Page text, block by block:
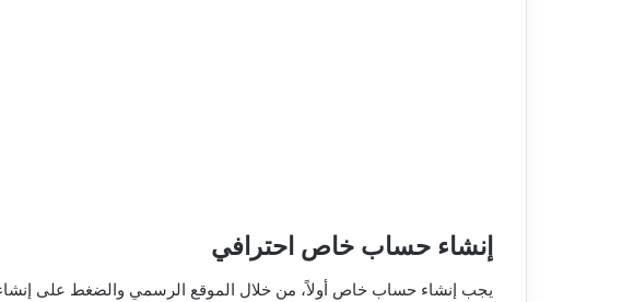
إنشاء حساب خاص احترافي
يجب إنشاء حساب خاص أولاً، من خلال الموقع الرسمي والضغط على